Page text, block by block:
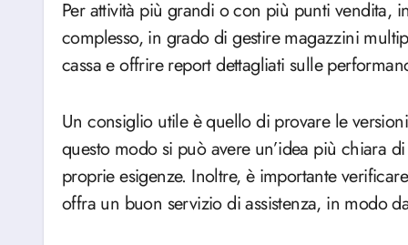
Per attività più grandi o con più punti vendita,
complesso, in grado di gestire magazzini
cassa e offrire report dettagliati sulle
Un consiglio utile è quello di provare le
questo modo si può avere un’idea più chiara
proprie esigenze. Inoltre, è importante
offra un buon servizio di assistenza, in modo